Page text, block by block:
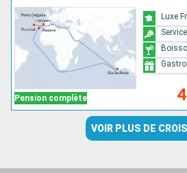
Pension complète
Luxe
VOIR PLUS DE